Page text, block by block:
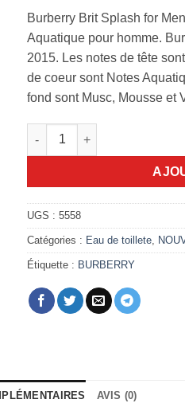
Burberry Brit Splash for
Aquatique pour homme.
2015. Les notes de tête
de coeur sont Notes
fond sont Musc, Mousse et
quantité de Burberry brit
UGS : 5558
Catégories : Eau de toillete,
Étiquette : BURBERRY
AVIS (0)